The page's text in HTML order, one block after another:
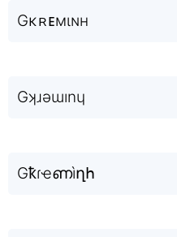
Gκʀᴇмιɴн
Gʞɹǝɯınɥ
Gҟɾҽണìղհ